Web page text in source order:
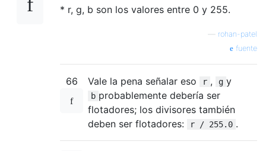
* r, g, b son los valores entre 0 y 255.
rohan-patel
fuente
66 Vale la pena señalar eso r , g y
b probablemente debería ser
flotadores; los divisores también
deben ser flotadores:
r / 255.0 .